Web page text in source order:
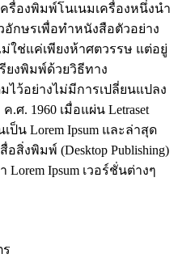
รื่องพิมพ์โนเนมเครื่องหนึ่งนำ
กษรเพื่อทำหนังสือตัวอย่าง
ม่ใช่แค่เพียงห้าศตวรรษ แต่อยู่
ยงพิมพ์ด้วยวิธีทาง
ไว้อย่างไม่มีการเปลี่ยนแปลง
. 1960 เมื่อแผ่น Letraset
น Lorem Ipsum และล่าสุด
งพิมพ์ (Desktop Publishing)
Lorem Ipsum เวอร์ชั่นต่างๆ
ร